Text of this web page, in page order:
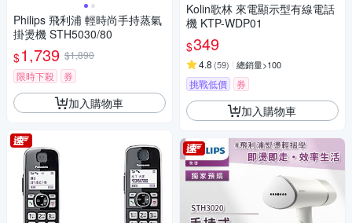
Philips 飛利浦 輕時尚手持蒸氣
掛燙機 STH5030/80
$1,739 $1,890
限時下殺
券
加入購物車
Kolin歌林 來電顯示型有線電話
機 KTP-WDP01
$349
4.8 (59) 總銷量>100
挑戰低價 券
加入購物車